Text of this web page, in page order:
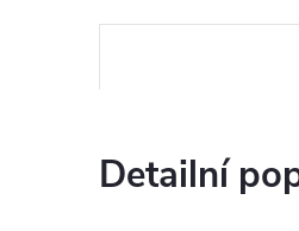
Detailní